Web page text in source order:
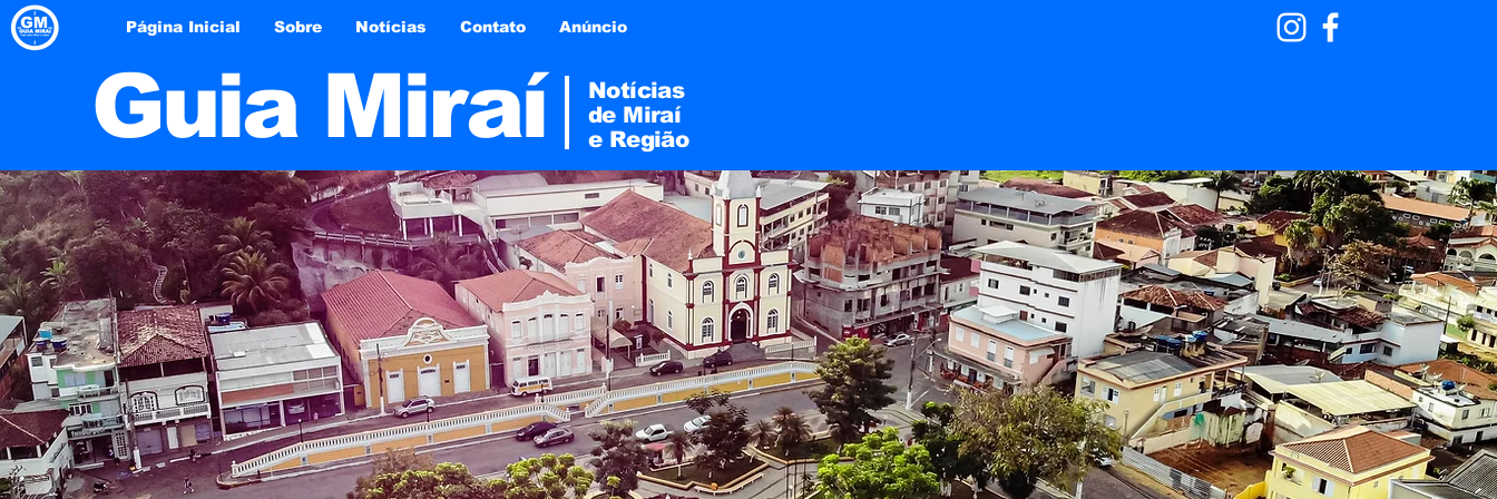
Página Inicial Sobre Notícias Contato Anúncio
Guia Miraí
Notícias
de Miraí
e Região